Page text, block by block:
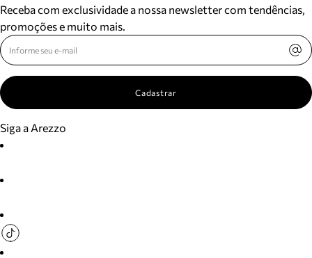
Receba com exclusividade a nossa newsletter com tendências,
promoções e muito mais.
Cadastrar
Siga a Arezzo